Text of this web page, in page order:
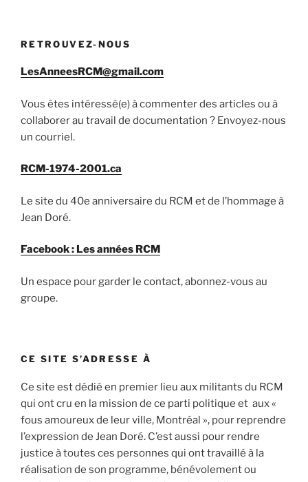
RETROUVEZ-NOUS
LesAnneesRCM@gmail.com
Vous êtes intéressé(e) à commenter des articles ou à
collaborer au travail de documentation ? Envoyez-nous
un courriel.
RCM-1974-2001.ca
Le site du 40e anniversaire du RCM et de l’hommage à
Jean Doré.
Facebook : Les années RCM
Un espace pour garder le contact, abonnez-vous au
groupe.
CE SITE S’ADRESSE À
Ce site est dédié en premier lieu aux militants du RCM
qui ont cru en la mission de ce parti politique et aux «
fous amoureux de leur ville, Montréal », pour reprendre
l’expression de Jean Doré. C’est aussi pour rendre
justice à toutes ces personnes qui ont travaillé à la
réalisation de son programme, bénévolement ou